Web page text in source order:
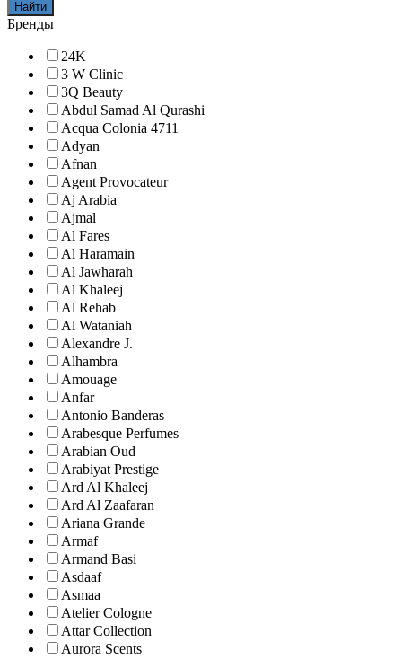
Найти
Бренды
24K
3 W Clinic
3Q Beauty
Abdul Samad Al Qurashi
Acqua Colonia 4711
Adyan
Afnan
Agent Provocateur
Aj Arabia
Ajmal
Al Fares
Al Haramain
Al Jawharah
Al Khaleej
Al Rehab
Al Wataniah
Alexandre J.
Alhambra
Amouage
Anfar
Antonio Banderas
Arabesque Perfumes
Arabian Oud
Arabiyat Prestige
Ard Al Khaleej
Ard Al Zaafaran
Ariana Grande
Armaf
Armand Basi
Asdaaf
Asmaa
Atelier Cologne
Attar Collection
Aurora Scents